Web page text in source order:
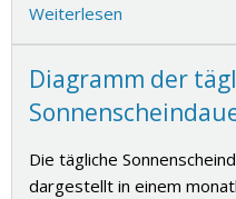
Weiterlesen
Diagramm der
Die tägliche
dargestellt in einem